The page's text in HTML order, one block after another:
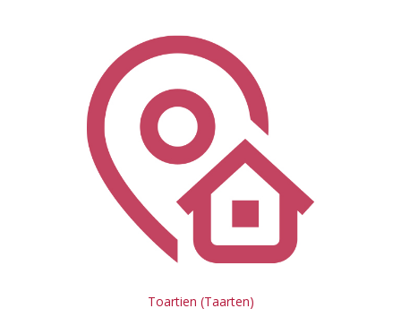
Toartien (Taarten)